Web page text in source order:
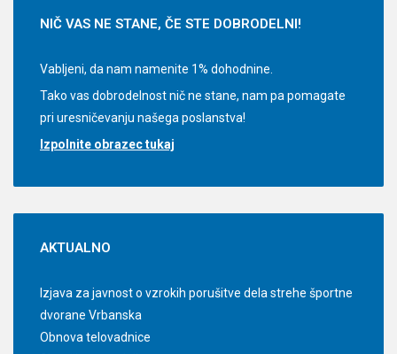
NIČ VAS NE STANE, ČE STE DOBRODELNI!
Vabljeni, da nam namenite 1% dohodnine.
Tako vas dobrodelnost nič ne stane, nam pa pomagate
pri uresničevanju našega poslanstva!
Izpolnite obrazec tukaj
AKTUALNO
Izjava za javnost o vzrokih porušitve dela strehe športne
dvorane Vrbanska
Obnova telovadnice